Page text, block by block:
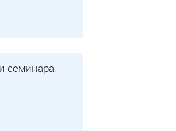
семинара,